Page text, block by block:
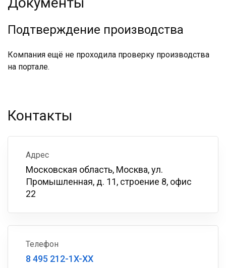
Подтверждение производства
Компания ещё не проходила проверку производства
на портале.
Контакты
Адрес
Московская область, Москва, ул.
Промышленная, д. 11, строение 8, офис
22
Телефон
8 495 212-1X-XX